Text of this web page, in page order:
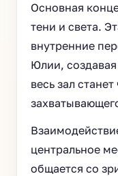
Основная
тени и света.
внутренние
Юлии,
весь зал
центральное
общается со